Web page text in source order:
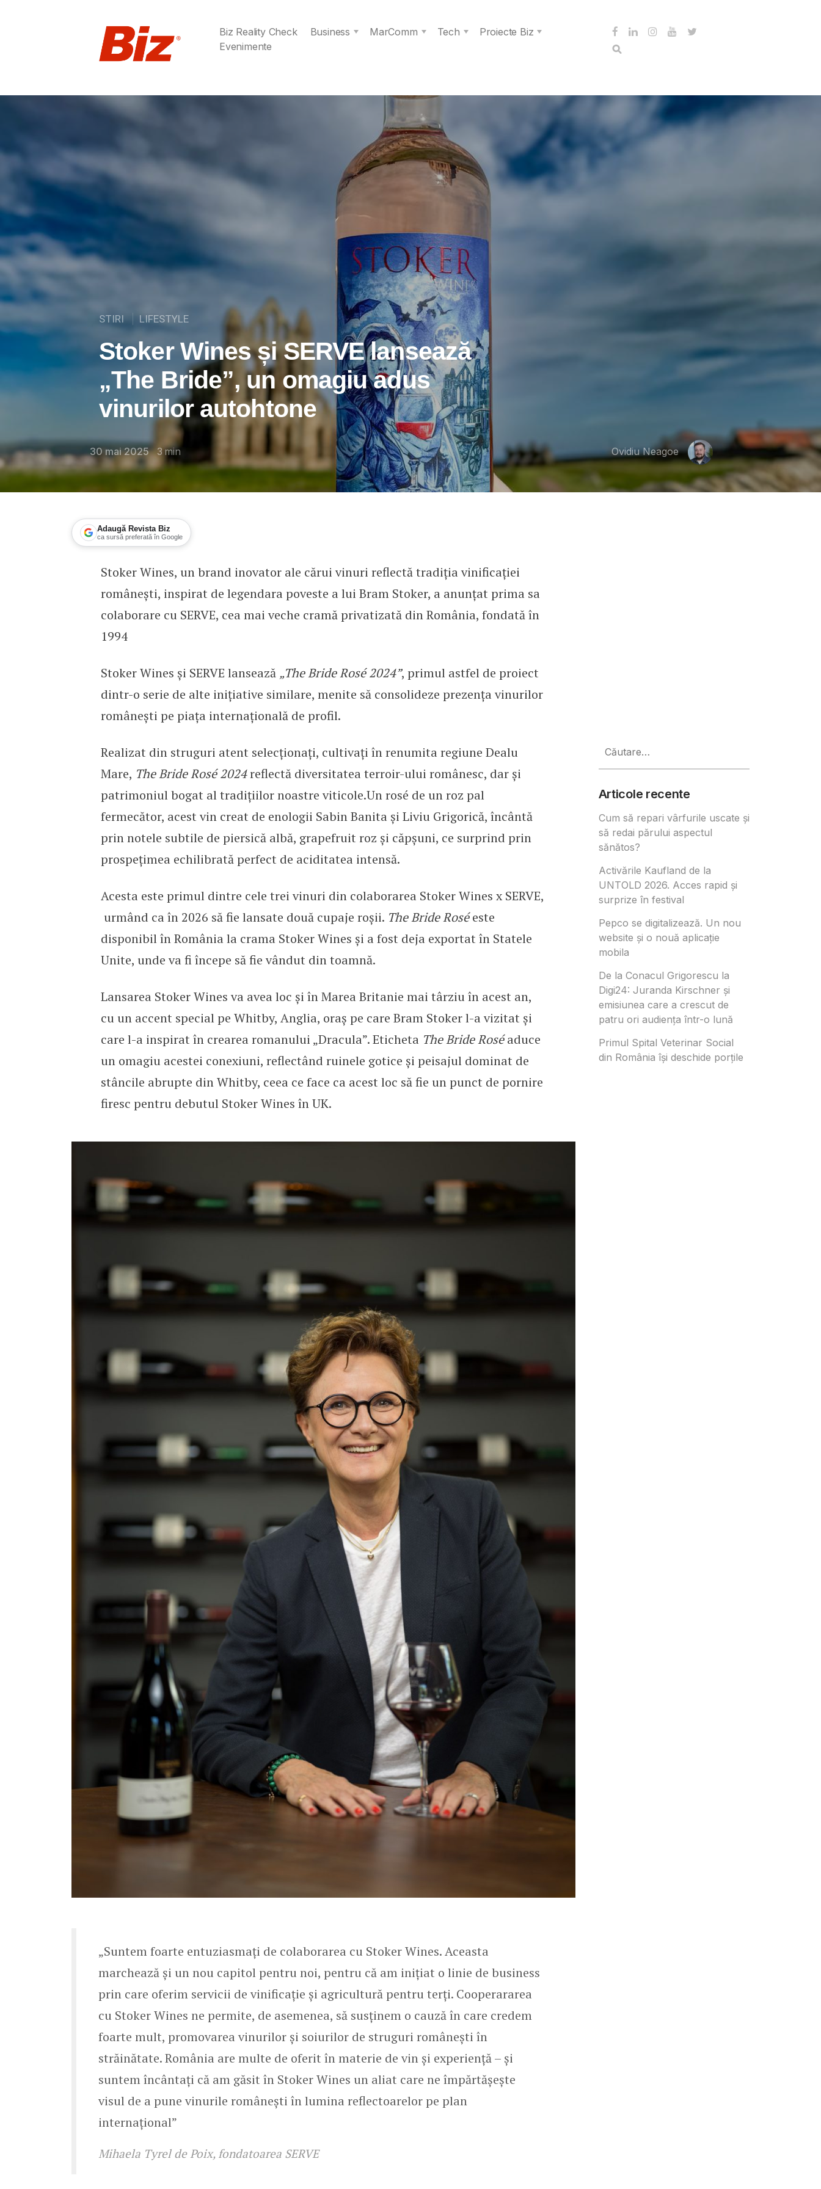
Biz Reality Check Business MarComm Tech
Proiecte Biz
Evenimente
STIRI LIFESTYLE
Stoker Wines și SERVE lansează
„The Bride”, un omagiu adus
vinurilor autohtone
30 mai 2025 3 min Ovidiu Neagoe
Adaugă Revista Biz
ca sursă preferată în Google
Stoker Wines și SERVE lansează „The Bride”, un omagiu adus vinurilor autohtone
Stoker Wines, un brand inovator ale cărui vinuri reflectă tradiția vinificației
românești, inspirat de legendara poveste a lui Bram Stoker, a anunțat prima sa
colaborare cu SERVE, cea mai veche cramă privatizată din România, fondată în
1994
Stoker Wines și SERVE lansează „The Bride Rosé 2024”, primul astfel de proiect
dintr-o serie de alte inițiative similare, menite să consolideze prezența vinurilor
românești pe piața internațională de profil.
Realizat din struguri atent selecționați, cultivați în renumita regiune Dealu
Mare, The Bride Rosé 2024reflectă diversitatea terroir-ului românesc, dar și
patrimoniul bogat al tradițiilor noastre viticole.Un rosé de un roz pal
fermecător, acest vin creat de enologii Sabin Banita și Liviu Grigorică, încântă
prin notele subtile de piersică albă, grapefruit roz și căpșuni, ce surprind prin
prospețimea echilibrată perfect de aciditatea intensă.
Acesta este primul dintre cele trei vinuri din colaborarea Stoker Wines x SERVE,
urmând ca în 2026 să fie lansate două cupaje roșii. The Bride Roséeste
disponibil în România la crama Stoker Wines și a fost deja exportat în Statele
Unite, unde va fi începe să fie vândut din toamnă.
Lansarea Stoker Wines va avea loc și în Marea Britanie mai târziu în acest an,
cu un accent special pe Whitby, Anglia, oraș pe care Bram Stoker l-a vizitat și
care l-a inspirat în crearea romanului „Dracula”. Eticheta The Bride Roséaduce
un omagiu acestei conexiuni, reflectând ruinele gotice și peisajul dominat de
stâncile abrupte din Whitby, ceea ce face ca acest loc să fie un punct de pornire
firesc pentru debutul Stoker Wines în UK.
„Suntem foarte entuziasmați de colaborarea cu Stoker Wines. Aceasta
marchează și un nou capitol pentru noi, pentru că am inițiat o linie de business
prin care oferim servicii de vinificație și agricultură pentru terți. Cooperararea
cu Stoker Wines ne permite, de asemenea, să susținem o cauză în care credem
foarte mult, promovarea vinurilor și soiurilor de struguri românești în
străinătate. România are multe de oferit în materie de vin și experiență – și
suntem încântați că am găsit în Stoker Wines un aliat care ne împărtășește
visul de a pune vinurile românești în lumina reflectoarelor pe plan
internațional”
Mihaela Tyrel de Poix, fondatoarea SERVE
după:
Articole recente
Cum să repari vârfurile uscate și
să redai părului aspectul
sănătos?
Activările Kaufland de la
UNTOLD 2026. Acces rapid și
surprize în festival
Pepco se digitalizează. Un nou
website și o nouă aplicație
mobila
De la Conacul Grigorescu la
Digi24: Juranda Kirschner și
emisiunea care a crescut de
patru ori audiența într-o lună
Primul Spital Veterinar Social
din România își deschide porțile